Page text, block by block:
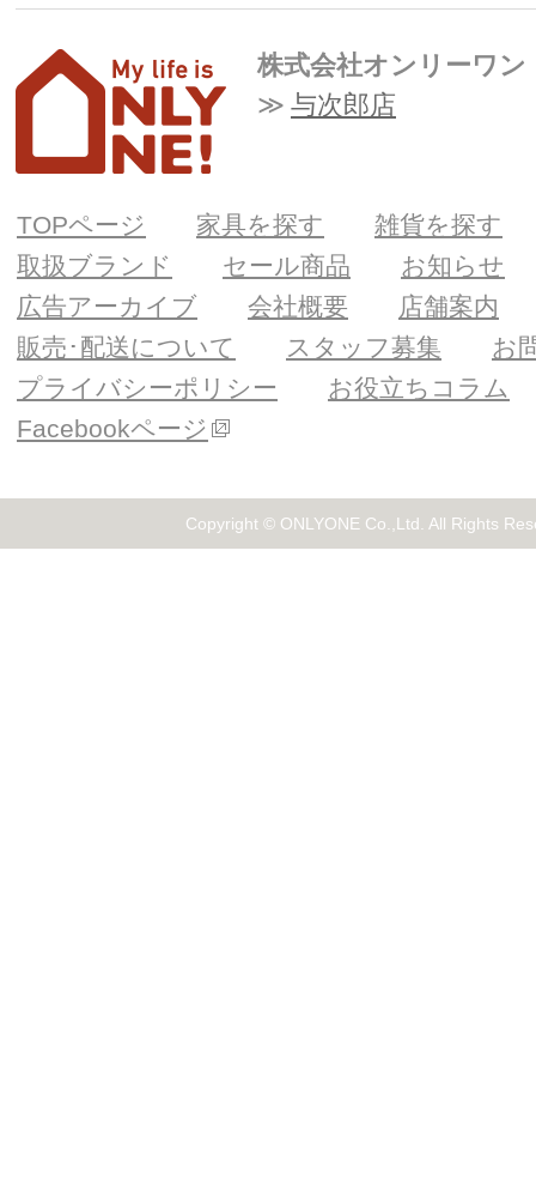
株式会社オンリーワン
与次郎店
TOPページ 家具を探す
雑貨を探す
取扱ブランド
セール商品
お知らせ
広告アーカイブ
会社概要
店舗案内
販売･配送について
スタッフ募集
お
プライバシーポリシー
お役立ちコラム
Facebookページ
Copyright © ONLYONE Co.,Ltd. All Rights